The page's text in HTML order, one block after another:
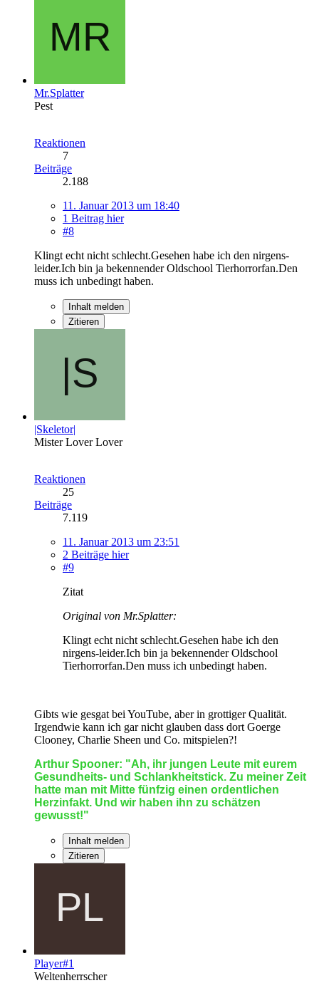
Mr.Splatter
Pest
Reaktionen
7
Beiträge
2.188
11. Januar 2013 um 18:40
1 Beitrag hier
#8
Klingt echt nicht schlecht.Gesehen habe ich den nirgens-
leider.Ich bin ja bekennender Oldschool Tierhorrorfan.Den
muss ich unbedingt haben.
Inhalt melden
Zitieren
|Skeletor|
Mister Lover Lover
Reaktionen
25
Beiträge
7.119
11. Januar 2013 um 23:51
2 Beiträge hier
#9
Zitat
Original von Mr.Splatter:
Klingt echt nicht schlecht.Gesehen habe ich den
nirgens-leider.Ich bin ja bekennender Oldschool
Tierhorrorfan.Den muss ich unbedingt haben.
Gibts wie gesgat bei YouTube, aber in grottiger Qualität.
Irgendwie kann ich gar nicht glauben dass dort Goerge
Clooney, Charlie Sheen und Co. mitspielen?!
Arthur Spooner: "Ah, ihr jungen Leute mit eurem
Gesundheits- und Schlankheitstick. Zu meiner Zeit
hatte man mit Mitte fünfzig einen ordentlichen
Herzinfakt. Und wir haben ihn zu schätzen
gewusst!"
Inhalt melden
Zitieren
Player#1
Weltenherrscher